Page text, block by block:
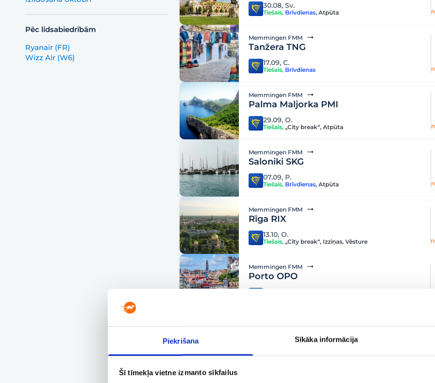
Piekrišana Sīkāka informācija
Šī tīmekļa vietne izmanto sīkfailus
Pēc lidsabiedrībām
Ryanair (FR)
Wizz Air (W6)
30.08, Sv.
Tiešais, Brīvdienas, Atpūta
Memmingen FMM
Tanžera TNG
17.09, C.
Tiešais, Brīvdienas
Memmingen FMM
Palma Maljorka PMI
29.09, O.
Tiešais, „City break“, Atpūta
Memmingen FMM
Saloniki SKG
07.09, P.
Tiešais, Brīvdienas, Atpūta
Memmingen FMM
Rīga RIX
13.10, O.
Tiešais, „City break“, Izziņas, Vēsture
Memmingen FMM
Porto OPO
Tiešais,Atpūta